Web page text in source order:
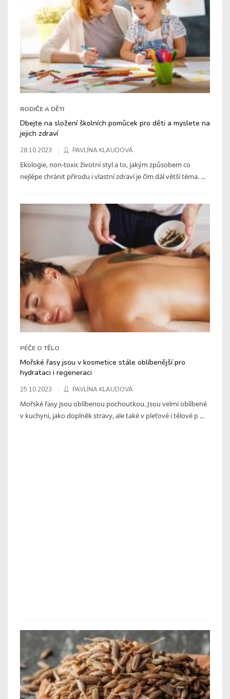
RODIČE A DĚTI
Dbejte na složení školních pomůcek pro děti a myslete na
jejich zdraví
28.10.2023 PAVLÍNA KLAUDOVÁ
Ekologie, non-toxic životní styl a to, jakým způsobem co
nejlépe chránit přírodu i vlastní zdraví je čím dál větší téma. ...
PÉČE O TĚLO
Mořské řasy jsou v kosmetice stále oblíbenější pro
hydrataci i regeneraci
25.10.2023 PAVLÍNA KLAUDOVÁ
Mořské řasy jsou oblíbenou pochoutkou. Jsou velmi oblíbené
v kuchyni, jako doplněk stravy, ale také v pleťové i tělové p ...